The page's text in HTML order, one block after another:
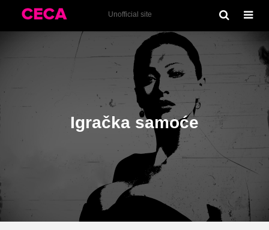
Unofficial site
Ljubav živi (2011)
Igračka samoće